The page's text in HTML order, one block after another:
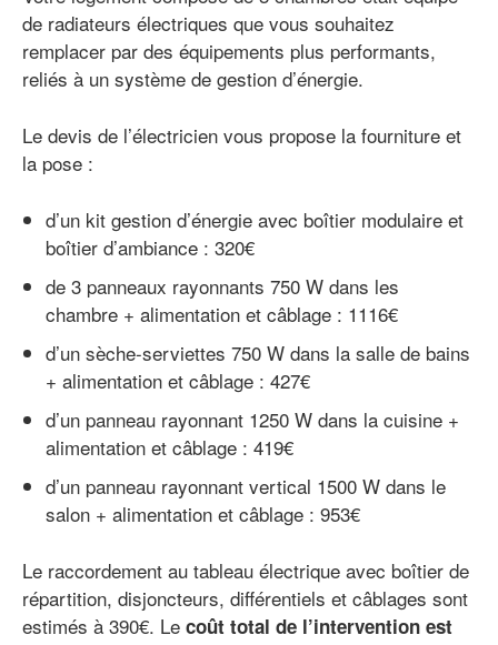
de radiateurs électriques que vous souhaitez
remplacer par des équipements plus performants,
reliés à un système de gestion d’énergie.
Le devis de l’électricien vous propose la fourniture et
la pose :
d’un kit gestion d’énergie avec boîtier modulaire et
boîtier d’ambiance : 320€
de 3 panneaux rayonnants 750 W dans les
chambre + alimentation et câblage : 1116€
d’un sèche-serviettes 750 W dans la salle de bains
+ alimentation et câblage : 427€
d’un panneau rayonnant 1250 W dans la cuisine +
alimentation et câblage : 419€
d’un panneau rayonnant vertical 1500 W dans le
salon + alimentation et câblage : 953€
Le raccordement au tableau électrique avec boîtier de
répartition, disjoncteurs, différentiels et câblages sont
estimés à 390€. Le coût total de l’intervention est